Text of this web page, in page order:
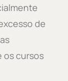
de
os cursos